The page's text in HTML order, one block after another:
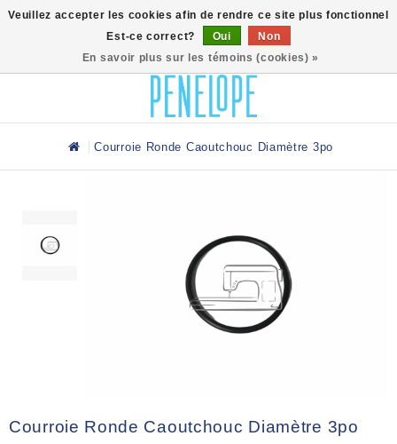
Courroie Ronde Caoutchouc Diamètre 3po
Courroie Ronde Caoutchouc Diamètre 3po
Veuillez accepter les cookies afin de rendre ce site plus fonctionnel
Est-ce correct?
Oui
Non
En savoir plus sur les témoins (cookies) »